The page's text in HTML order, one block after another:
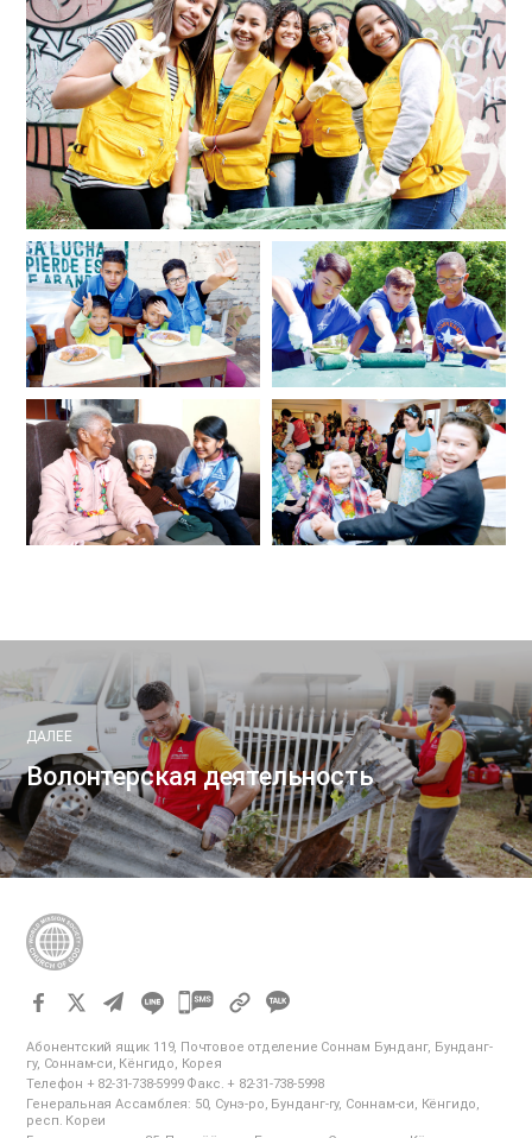
ДАЛЕЕ
Волонтерская деятельность
카
오
톡
공
Абонентский ящик 119, Почтовое отделение Соннам Бунданг, Бунданг-
гу, Соннам-си, Кёнгидо, Корея
Телефон + 82-31-738-5999 Факс. + 82-31-738-5998
Генеральная Ассамблея: 50, Сунэ-ро, Бунданг-гу, Соннам-си, Кёнгидо,
респ. Кореи